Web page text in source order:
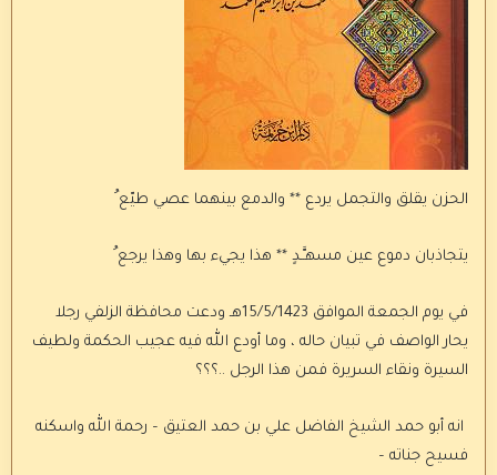
الحزن يقلق والتجمل يردع ** والدمع بينهما عصي طيّع ُ
يتجاذبان دموع عين مسهـَّـدٍ ** هذا يجيء بها وهذا يرجع ُ
في يوم الجمعة الموافق 15/5/1423هـ ودعت محافظة الزلفي رجلا
يحار الواصف في تبيان حاله ، وما أودع الله فيه عجيب الحكمة ولطيف
السيرة ونقاء السريرة فمن هذا الرجل ..؟؟؟
انه أبو حمد الشيخ الفاضل علي بن حمد العتيق – رحمة الله واسكنه
فسيح جناته –